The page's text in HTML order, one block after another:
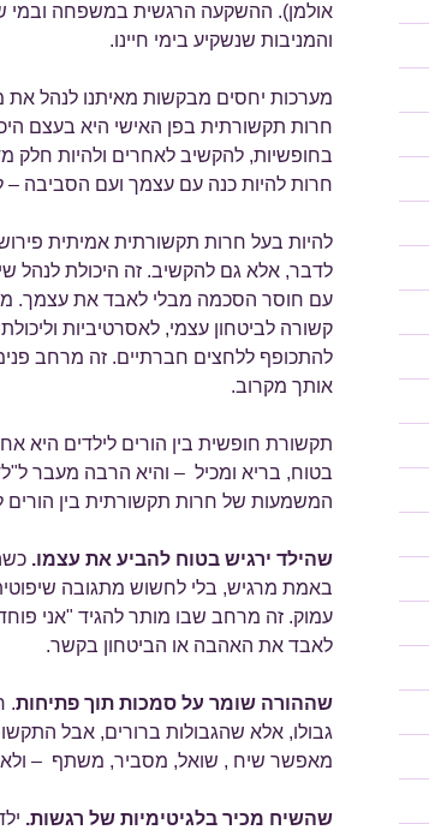
אולמן). ההשקעה הרגשית במשפחה ובמי
והמניבות שנשקיע בימי חיינו.
מערכות יחסים מבקשות מאיתנו לנהל
חרות תקשורתית בפן האישי היא בעצם
בחופשיות, להקשיב לאחרים ולהיות חלק
חרות להיות כנה עם עצמך ועם הסביבה
להיות בעל חרות תקשורתית אמיתית
לדבר, אלא גם להקשיב. זה היכולת לנהל
עם חוסר הסכמה מבלי לאבד את עצמך.
קשורה לביטחון עצמי, לאסרטיביות
להתכופף ללחצים חברתיים. זה מרחב
אותך מקרוב.
תקשורת חופשית בין הורים לילדים היא
בטוח, בריא ומכיל – והיא הרבה מעבר
המשמעות של חרות תקשורתית בין הורים
שהילד ירגיש בטוח להביע את עצמו.
באמת מרגיש, בלי לחשוש מתגובה
עמוק. זה מרחב שבו מותר להגיד "אני
לאבד את האהבה או הביטחון בקשר.
שההורה שומר על סמכות תוך פתיחות.
גבולו, אלא שהגבולות ברורים, אבל
מאפשר שיח , שואל, מסביר, משתף –
שהשיח מכיר בלגיטימיות של רגשות.